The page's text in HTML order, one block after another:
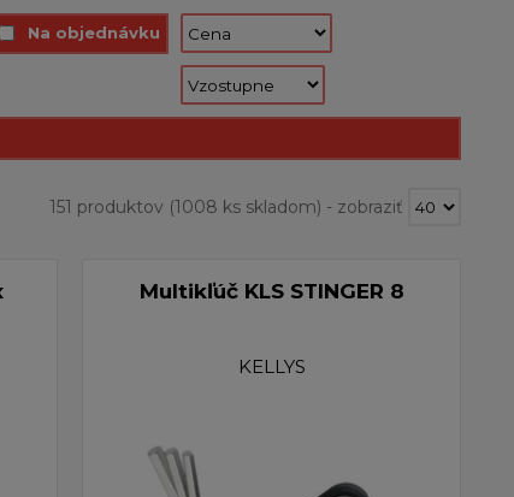
Na objednávku
151 produktov (1008 ks skladom) - zobraziť
Multikľúč KLS STINGER 8
KELLYS